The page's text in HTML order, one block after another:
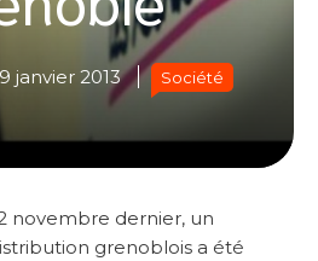
janvier 2013 Société
novembre dernier, un
grenoblois a été